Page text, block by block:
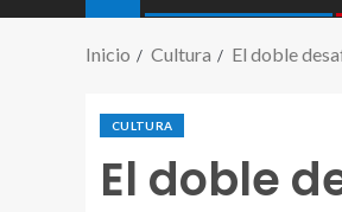
Inicio Cultura El doble
CULTURA
El doble